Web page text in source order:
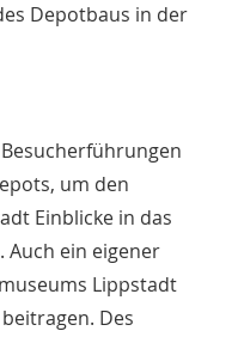
Depotbaus in der
um den
Einblicke in das
Auch ein eigener
Lippstadt
Des